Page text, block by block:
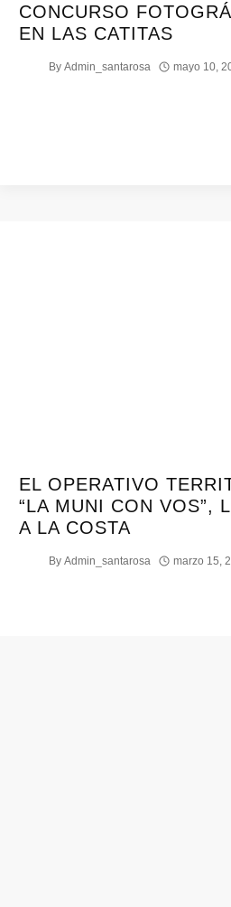
CONCURSO
EN LAS CATITAS
By Admin_santarosa mayo 10,
EL OPERATIVO
“LA MUNI CON VOS”,
A LA COSTA
By Admin_santarosa marzo 15,